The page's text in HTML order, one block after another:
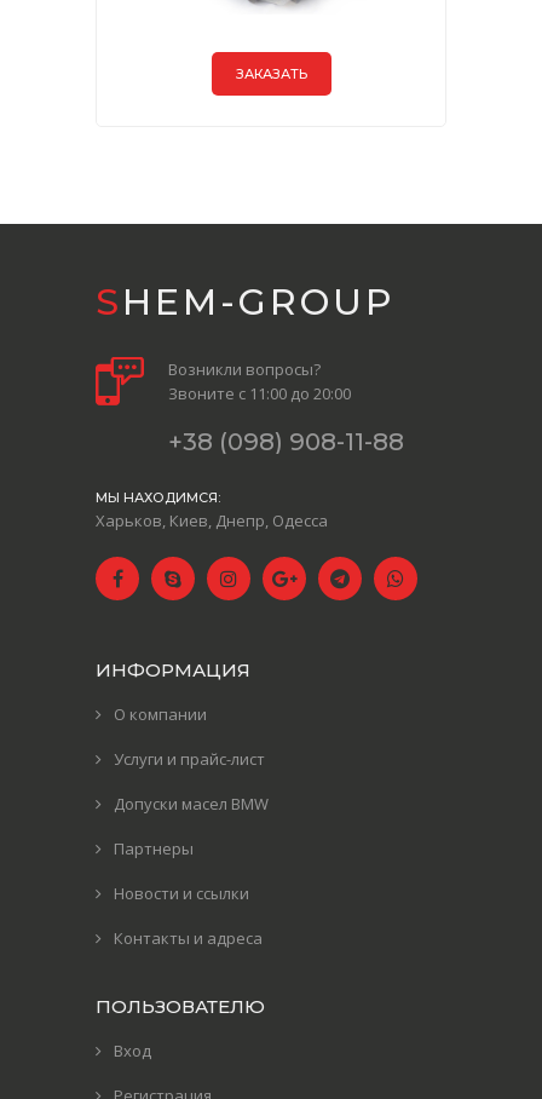
ЗАКАЗАТЬ
SHEM-GROUP
Возникли вопросы?
Звоните с 11:00 до 20:00
+38 (098) 908-11-88
МЫ НАХОДИМСЯ:
Харьков, Киев, Днепр, Одесса
ИНФОРМАЦИЯ
О компании
Услуги и прайс-лист
Допуски масел BMW
Партнеры
Новости и ссылки
Контакты и адреса
ПОЛЬЗОВАТЕЛЮ
Вход